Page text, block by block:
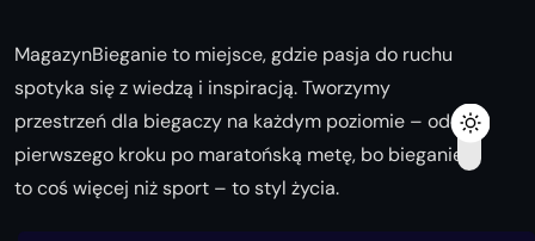
MagazynBieganie to miejsce, gdzie pasja do ruchu
spotyka się z wiedzą i inspiracją. Tworzymy
przestrzeń dla biegaczy na każdym poziomie – od
pierwszego kroku po maratońską metę, bo bieganie
to coś więcej niż sport – to styl życia.